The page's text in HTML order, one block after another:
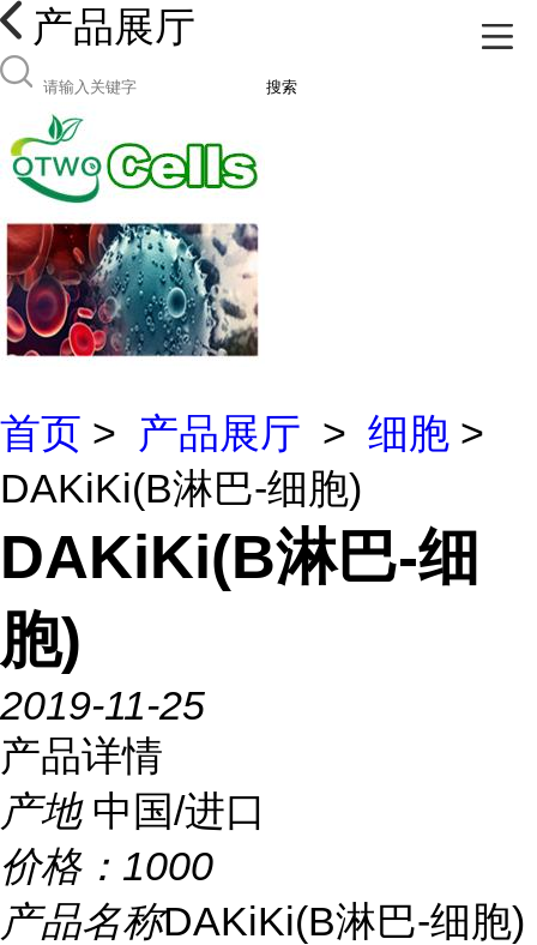
产品展厅
搜索
首页 > 产品展厅 > 细胞 >
DAKiKi(B淋巴-细胞)
DAKiKi(B淋巴-细
胞)
2019-11-25
产品详情
产地 中国/进口
价格： 1000
产品名称DAKiKi(B淋巴-细胞)